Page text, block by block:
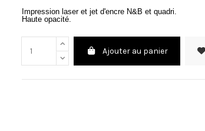
Impression laser et jet d'encre N&B et quadri.
Haute opacité.
Ajouter au panier